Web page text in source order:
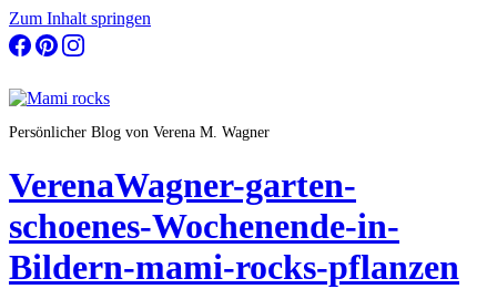
Zum Inhalt springen
Persönlicher Blog von Verena M. Wagner
VerenaWagner-garten-
schoenes-Wochenende-in-
Bildern-mami-rocks-pflanzen